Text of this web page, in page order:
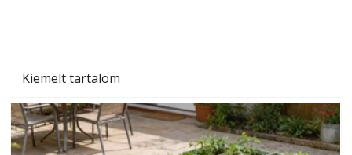
Kiemelt tartalom